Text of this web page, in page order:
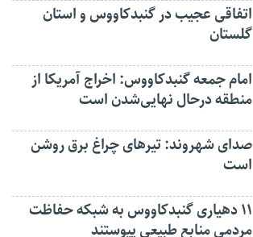
اتفاقی عجیب در‌ گنبدکاووس و استان
گلستان
امام جمعه گنبدکاووس: اخراج آمریکا از
منطقه درحال نهایی‌شدن است
صدای شهروند: تیرهای چراغ برق روشن
است
۱۱ دهیاری گنبدکاووس به شبکه حفاظت
مردمی منابع طبیعی پیوستند